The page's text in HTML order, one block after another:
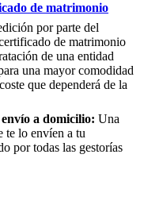
de matrimonio
por parte del
de matrimonio
de una entidad
una mayor comodidad
que dependerá de la
a domicilio: Una
te lo envíen a tu
por todas las gestorías